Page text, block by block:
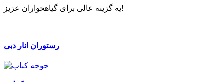
یه گزینه عالی برای گیاهخواران عزیز!
رستوران انار دبی